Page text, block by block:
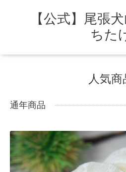
【公式】尾張
ちた
人気商
通年商品